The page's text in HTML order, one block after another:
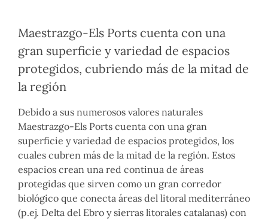
Maestrazgo-Els Ports cuenta con una
gran superficie y variedad de espacios
protegidos, cubriendo más de la mitad de
la región
Debido a sus numerosos valores naturales
Maestrazgo-Els Ports cuenta con una gran
superficie y variedad de espacios protegidos, los
cuales cubren más de la mitad de la región. Estos
espacios crean una red continua de áreas
protegidas que sirven como un gran corredor
biológico que conecta áreas del litoral mediterráneo
(p.ej. Delta del Ebro y sierras litorales catalanas) con